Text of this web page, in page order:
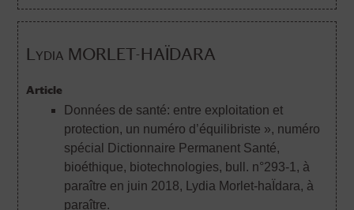
Lydia MORLET-HAÏDARA
Article
Données de santé: entre exploitation et
protection, un numéro d’équilibriste », numéro
spécial Dictionnaire Permanent Santé,
bioéthique, biotechnologies, bull. n°293-1, à
paraître en juin 2018, Lydia Morlet-haÏdara, à
paraître.